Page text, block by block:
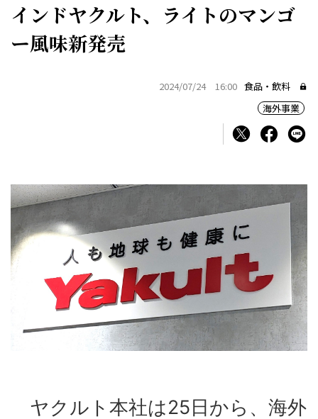
インドヤクルト、ライトのマンゴ
ー風味新発売
2024/07/24 16:00 食品・飲料
海外事業
ヤクルト本社は25日から、海外